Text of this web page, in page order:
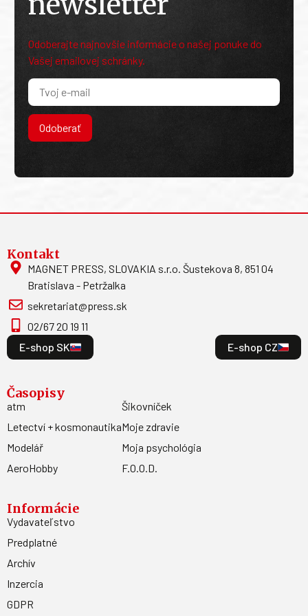
Odoberajte najnovšie informácie o našej ponuke do
Vašej emailovej schránky.
Odoberať
Kontakt
MAGNET PRESS, SLOVAKIA s.r.o. Šustekova 8, 851 04
Bratislava - Petržalka
sekretariat@press.sk
02/67 20 19 11
E-shop SK
E-shop CZ
Časopisy
atm
Letectví + kosmonautika
Modelář
AeroHobby
Šikovníček
Moje zdravie
Moja psychológia
F.O.O.D.
Informácie
Vydavateľstvo
Predplatné
Archív
Inzercia
GDPR